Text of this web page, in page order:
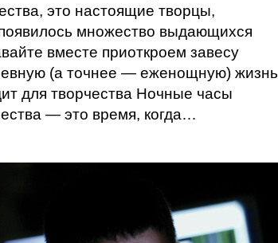
это настоящие творцы,
множество выдающихся
вместе приоткроем завесу
(а точнее — еженощную) жизнь
для творчества Ночные часы
— это время, когда…